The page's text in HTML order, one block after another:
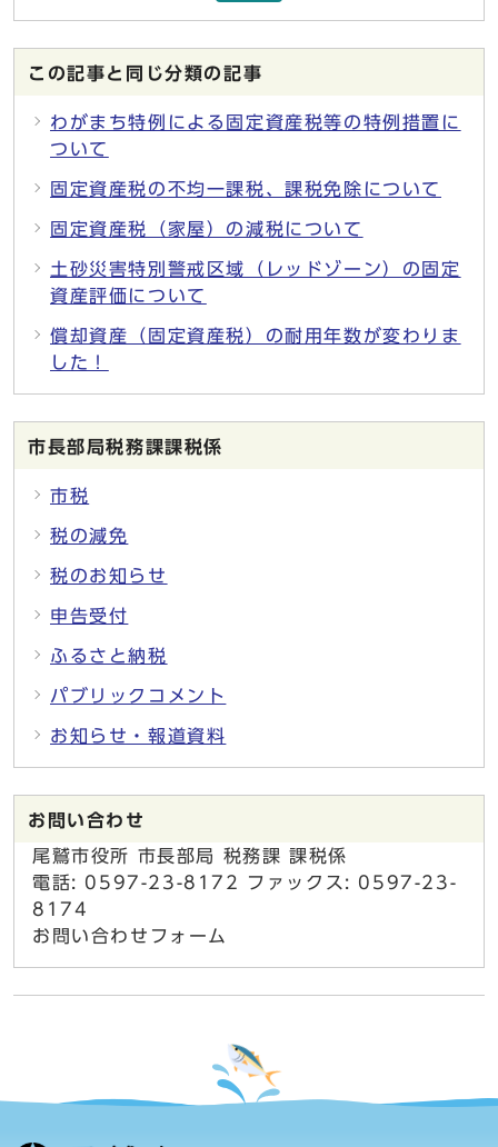
この記事と同じ分類の記事
わがまち特例による固定資産税等の特例措置に
ついて
固定資産税の不均一課税、課税免除について
固定資産税（家屋）の減税について
土砂災害特別警戒区域（レッドゾーン）の固定
資産評価について
償却資産（固定資産税）の耐用年数が変わりま
した！
市長部局税務課課税係
市税
税の減免
税のお知らせ
申告受付
ふるさと納税
パブリックコメント
お知らせ・報道資料
お問い合わせ
尾鷲市役所 市長部局 税務課 課税係
電話: 0597-23-8172 ファックス: 0597-23-
8174
お問い合わせフォーム